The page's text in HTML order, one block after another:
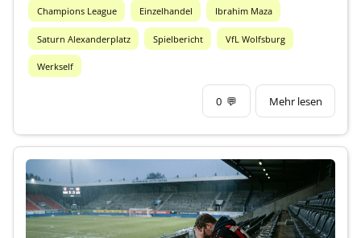
Champions League Einzelhandel Ibrahim Maza
Saturn Alexanderplatz Spielbericht VfL Wolfsburg
Werkself
0 💬 Mehr lesen